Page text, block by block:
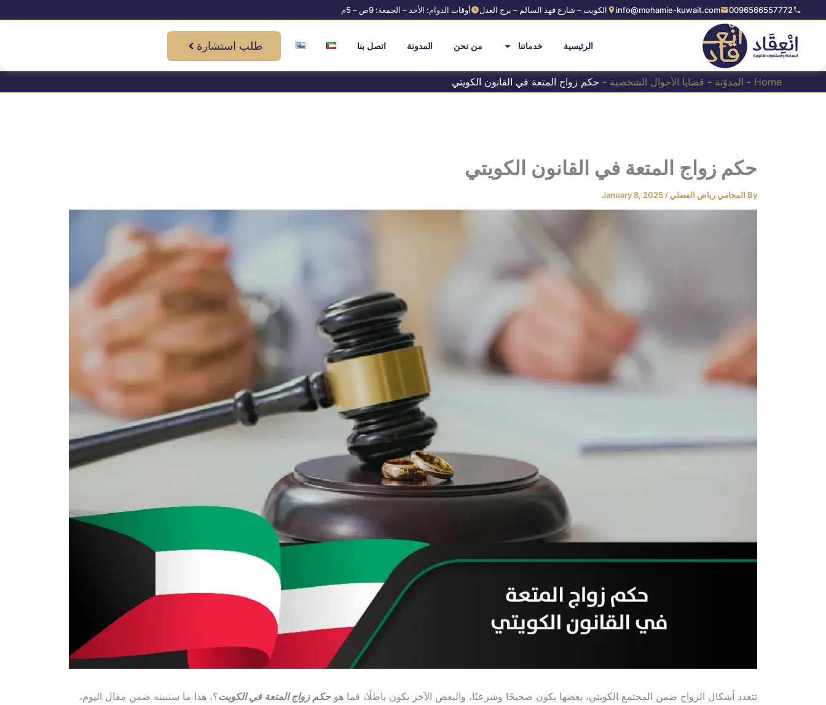
to
content
0096566557772
info@mohamie-kuwait.com الكويت – شارع فهد السالم – برج العدل أوقات الدوام: الأحد – الجمعة: 9ص – 5م
الرئيسية خدماتنا من نحن المدونة اتصل بنا طلب استشارة
Home
- المدوّنة - قضايا الأحوال الشخصية - حكم زواج المتعة في القانون الكويتي
حكم زواج المتعة في القانون الكويتي
By المحامي رياض الفضلي /
January 8, 2025
تتعدد أشكال الزواج ضمن المجتمع الكويتي، بعضها يكون صحيحًا وشرعيًا، والبعض الآخر يكون باطلًا، فما هوحكم زواج المتعة في الكويت؟، هذا ما سنبينه ضمن مقال اليوم،